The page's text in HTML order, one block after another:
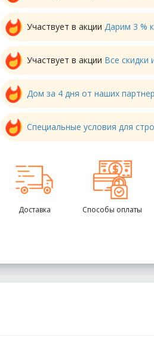
Участвует в акции Дарим 3 %
Участвует в акции Все
Дом за 4 дня от наших
Специальные условия для
Доставка Способы оплаты